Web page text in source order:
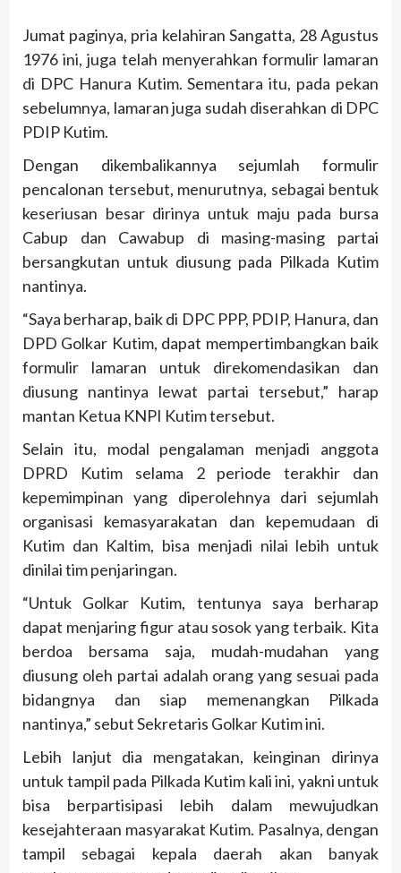
Jumat paginya, pria kelahiran Sangatta, 28 Agustus
1976 ini, juga telah menyerahkan formulir lamaran
di DPC Hanura Kutim. Sementara itu, pada pekan
sebelumnya, lamaran juga sudah diserahkan di DPC
PDIP Kutim.
Dengan dikembalikannya sejumlah formulir
pencalonan tersebut, menurutnya, sebagai bentuk
keseriusan besar dirinya untuk maju pada bursa
Cabup dan Cawabup di masing-masing partai
bersangkutan untuk diusung pada Pilkada Kutim
nantinya.
“Saya berharap, baik di DPC PPP, PDIP, Hanura, dan
DPD Golkar Kutim, dapat mempertimbangkan baik
formulir lamaran untuk direkomendasikan dan
diusung nantinya lewat partai tersebut,” harap
mantan Ketua KNPI Kutim tersebut.
Selain itu, modal pengalaman menjadi anggota
DPRD Kutim selama 2 periode terakhir dan
kepemimpinan yang diperolehnya dari sejumlah
organisasi kemasyarakatan dan kepemudaan di
Kutim dan Kaltim, bisa menjadi nilai lebih untuk
dinilai tim penjaringan.
“Untuk Golkar Kutim, tentunya saya berharap
dapat menjaring figur atau sosok yang terbaik. Kita
berdoa bersama saja, mudah-mudahan yang
diusung oleh partai adalah orang yang sesuai pada
bidangnya dan siap memenangkan Pilkada
nantinya,” sebut Sekretaris Golkar Kutim ini.
Lebih lanjut dia mengatakan, keinginan dirinya
untuk tampil pada Pilkada Kutim kali ini, yakni untuk
bisa berpartisipasi lebih dalam mewujudkan
kesejahteraan masyarakat Kutim. Pasalnya, dengan
tampil sebagai kepala daerah akan banyak